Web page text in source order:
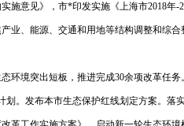
施意见》，市*印发实施《上海市2018
业、能源、交通和用地等结构调整和综
环境突出短板，推进完成30余项改革
划。发布本市生态保护红线划定方案。